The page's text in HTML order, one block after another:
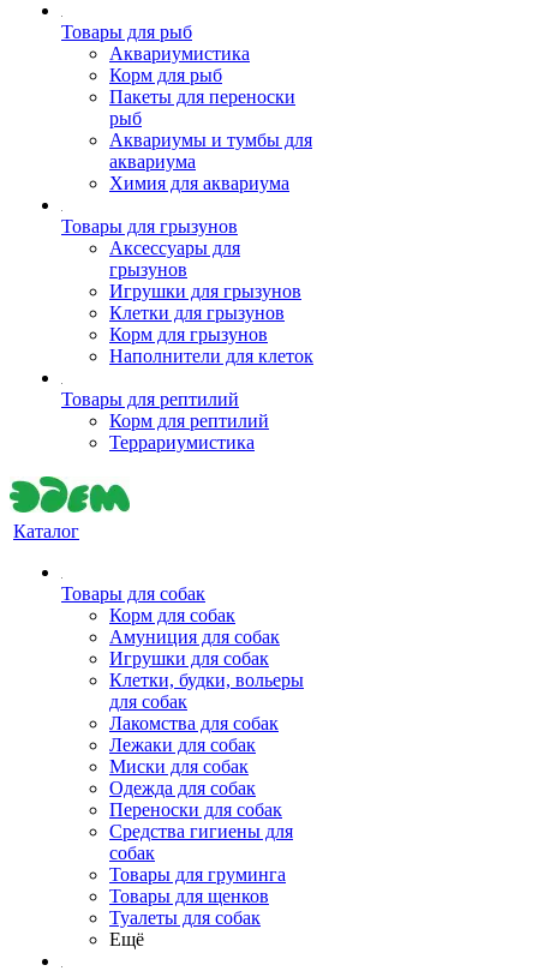
Товары для рыб
Аквариумистика
Корм для рыб
Пакеты для переноски
рыб
Аквариумы и тумбы для
аквариума
Химия для аквариума
Товары для грызунов
Аксессуары для
грызунов
Игрушки для грызунов
Клетки для грызунов
Корм для грызунов
Наполнители для клеток
Товары для рептилий
Корм для рептилий
Террариумистика
Каталог
Товары для собак
Корм для собак
Амуниция для собак
Игрушки для собак
Клетки, будки, вольеры
для собак
Лакомства для собак
Лежаки для собак
Миски для собак
Одежда для собак
Переноски для собак
Средства гигиены для
собак
Товары для груминга
Товары для щенков
Туалеты для собак
Ещё